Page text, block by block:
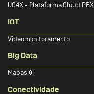
UC4X - Plataforma Cloud PBX
IOT
Videomonitoramento
Big Data
Mapas Oi
Conectividade